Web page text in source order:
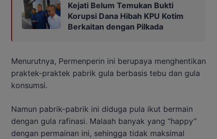
Kejati Belum Temukan Bukti
Korupsi Dana Hibah KPU Kotim
Berkaitan dengan Pilkada
Menurutnya, Permenperin ini berupaya menghentikan
praktek-praktek pabrik gula berbasis tebu dan gula
konsumsi.
Namun pabrik-pabrik ini diduga pula ikut bermain
dengan gula rafinasi. Malaah banyak yang “happy”
dengan permainan ini, sehingga tidak maksimal